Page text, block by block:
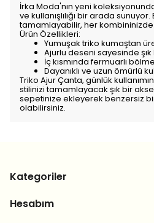
İrka Moda'nın yeni
ve kullanışlılığı bir arada sunuyor.
tamamlayabilir, her
Ürün Özellikleri:
Yumuşak triko kumaştan
Ajurlu deseni sayesinde
İç kısmında fermuarlı
Dayanıklı ve uzun ömürlü
Triko Ajur Çanta, günlük
stilinizi tamamlayacak şık bir
sepetinize ekleyerek benzersiz
olabilirsiniz.
Kategoriler
Hesabım